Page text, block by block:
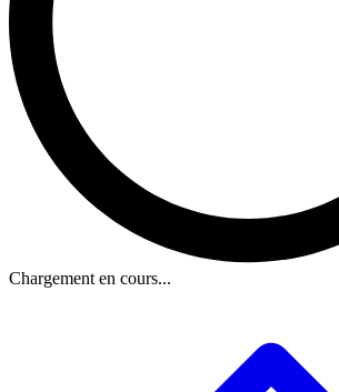
Chargement en cours...